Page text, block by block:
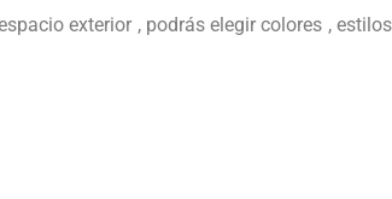
exterior , podrás elegir colores ,